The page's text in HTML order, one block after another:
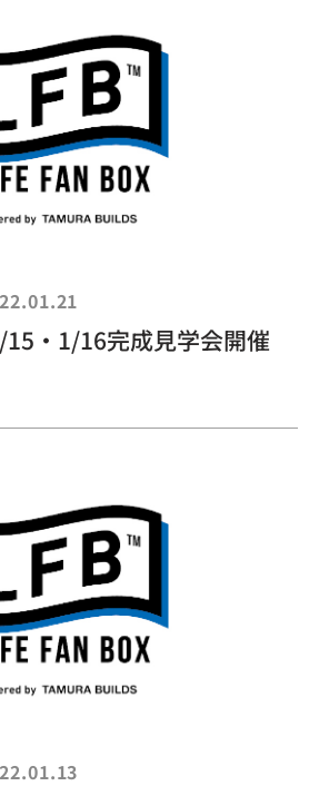
15・1/16完成見学会開催